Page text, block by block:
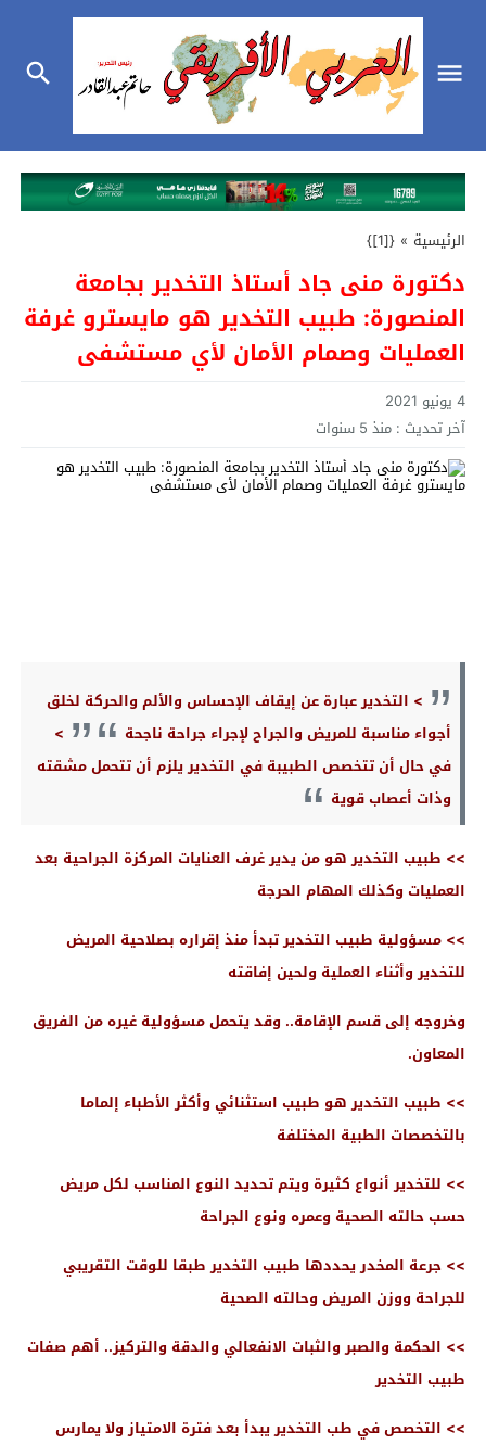
الرئيسية »
{[1]}
دكتورة منى جاد أستاذ التخدير بجامعة
المنصورة: طبيب التخدير هو مايسترو غرفة
العمليات وصمام الأمان لأي مستشفى
4 يونيو 2021
آخر تحديث : منذ 5 سنوات
> التخدير عبارة عن إيقاف الإحساس والألم والحركة لخلق
أجواء مناسبة للمريض والجراح لإجراء جراحة ناجحة
>
في حال أن تتخصص الطبيبة في التخدير يلزم أن تتحمل مشقته
وذات أعصاب قوية
>> طبيب التخدير هو من يدير غرف العنايات المركزة الجراحية بعد
العمليات وكذلك المهام الحرجة
>> مسؤولية طبيب التخدير تبدأ منذ إقراره بصلاحية المريض
للتخدير وأثناء العملية ولحين إفاقته
وخروجه إلى قسم الإقامة.. وقد يتحمل مسؤولية غيره من الفريق
المعاون.
>> طبيب التخدير هو طبيب استثنائي وأكثر الأطباء إلماما
بالتخصصات الطبية المختلفة
>> للتخدير أنواع كثيرة ويتم تحديد النوع المناسب لكل مريض
حسب حالته الصحية وعمره ونوع الجراحة
>> جرعة المخدر يحددها طبيب التخدير طبقا للوقت التقريبي
للجراحة ووزن المريض وحالته الصحية
>> الحكمة والصبر والثبات الانفعالي والدقة والتركيز.. أهم صفات
طبيب التخدير
>> التخصص في طب التخدير يبدأ بعد فترة الامتياز ولا يمارس